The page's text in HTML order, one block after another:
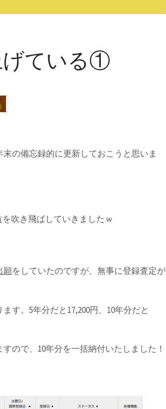
げている①
の備忘録的に更新しておこうと思いま
吹き飛ばしていきましたｗ
願をしていたのですが、無事に登録査定が
す。5年分だと17,200円、10年分だと
ので、10年分を一括納付いたしました！